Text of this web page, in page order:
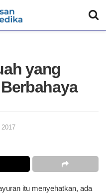
yang
itu menyehatkan, ada